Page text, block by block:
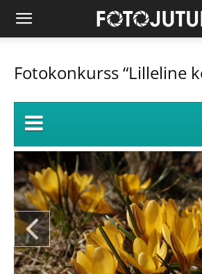
Fotokonkurss “Lilleline